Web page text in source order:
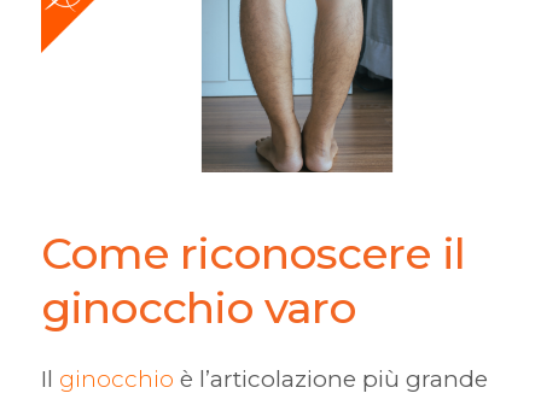
Come riconoscere il
ginocchio varo
Il ginocchio è l’articolazione più grande